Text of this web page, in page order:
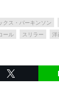
クス・パーキンソン
ール スリラー 洋